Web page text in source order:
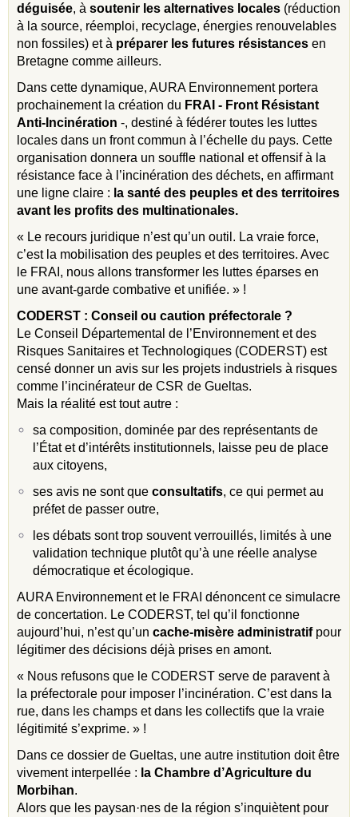
déguisée, à soutenir les alternatives locales (réduction
à la source, réemploi, recyclage, énergies renouvelables
non fossiles) et à préparer les futures résistances en
Bretagne comme ailleurs.
Dans cette dynamique, AURA Environnement portera
prochainement la création du FRAI - Front Résistant
Anti-Incinération -, destiné à fédérer toutes les luttes
locales dans un front commun à l’échelle du pays. Cette
organisation donnera un souffle national et offensif à la
résistance face à l’incinération des déchets, en affirmant
une ligne claire : la santé des peuples et des territoires
avant les profits des multinationales.
« Le recours juridique n’est qu’un outil. La vraie force,
c’est la mobilisation des peuples et des territoires. Avec
le FRAI, nous allons transformer les luttes éparses en
une avant-garde combative et unifiée. » !
CODERST : Conseil ou caution préfectorale ?
Le Conseil Départemental de l’Environnement et des
Risques Sanitaires et Technologiques (CODERST) est
censé donner un avis sur les projets industriels à risques
comme l’incinérateur de CSR de Gueltas.
Mais la réalité est tout autre :
sa composition, dominée par des représentants de
l’État et d’intérêts institutionnels, laisse peu de place
aux citoyens,
ses avis ne sont que consultatifs, ce qui permet au
préfet de passer outre,
les débats sont trop souvent verrouillés, limités à une
validation technique plutôt qu’à une réelle analyse
démocratique et écologique.
AURA Environnement et le FRAI dénoncent ce simulacre
de concertation. Le CODERST, tel qu’il fonctionne
aujourd’hui, n’est qu’un cache-misère administratifpour
légitimer des décisions déjà prises en amont.
« Nous refusons que le CODERST serve de paravent à
la préfectorale pour imposer l’incinération. C’est dans la
rue, dans les champs et dans les collectifs que la vraie
légitimité s’exprime. » !
Dans ce dossier de Gueltas, une autre institution doit être
vivement interpellée : la Chambre d’Agriculture du
Morbihan.
Alors que les paysan·nes de la région s’inquiètent pour